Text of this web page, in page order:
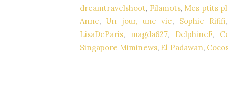
dreamtravelshoot, Filamots, Mes ptits
Anne, Un jour, une vie, Sophie Rififi,
LisaDeParis, magda627, DelphineF,
Singapore Miminews, El Padawan,